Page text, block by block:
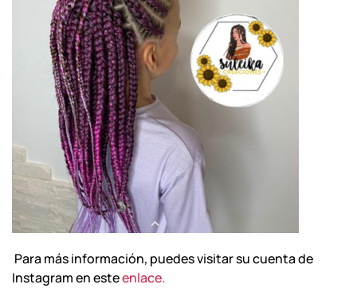
Para más información, puedes visitar su cuenta de
Instagram en esteenlace.